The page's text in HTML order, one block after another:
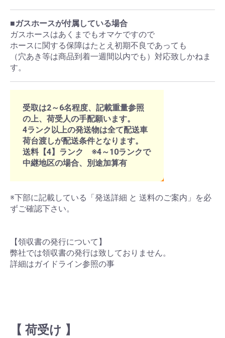
■ガスホースが付属している場合
ガスホースはあくまでもオマケですので
ホースに関する保障はたとえ初期不良であっても
（穴あき等は商品到着一週間以内でも）対応致しかねま
す。
受取は2～6名程度、記載重量参照
の上、荷受人の手配願います。
4ランク以上の発送物は全て配送車
荷台渡しが配送条件となります。
送料【4】ランク ※4～10ランクで
中継地区の場合、別途加算有
※下部に記載している「発送詳細 と 送料のご案内」を必
ずご確認下さい。
【領収書の発行について】
弊社では領収書の発行は致しておりません。
詳細はガイドライン参照の事
【 荷受け 】